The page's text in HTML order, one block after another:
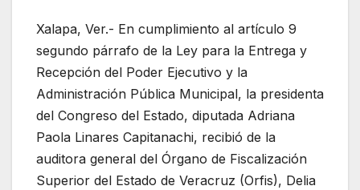
Xalapa, Ver.- En cumplimiento al artículo 9
segundo párrafo de la Ley para la Entrega y
Recepción del Poder Ejecutivo y la
Administración Pública Municipal, la presidenta
del Congreso del Estado, diputada Adriana
Paola Linares Capitanachi, recibió de la
auditora general del Órgano de Fiscalización
Superior del Estado de Veracruz (Orfis), Delia